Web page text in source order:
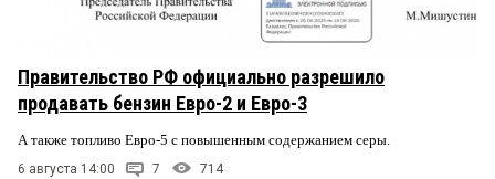
Правительство РФ официально разрешило
продавать бензин Евро-2 и Евро-3
А также топливо Евро-5 с повышенным содержанием серы.
6 августа 14:00 7 714